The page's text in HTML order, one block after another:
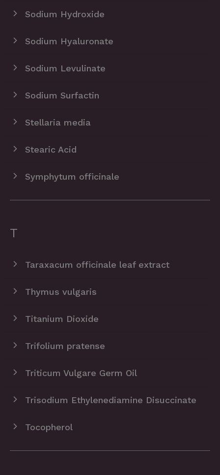
Sodium Hydroxide
Sodium Hyaluronate
Sodium Levulinate
Sodium Surfactin
Stellaria media
Stearic Acid
Symphytum officinale
T
Taraxacum officinale leaf extract
Thymus vulgaris
Titanium Dioxide
Trifolium pratense
Triticum Vulgare Germ Oil
Trisodium Ethylenediamine Disuccinate
Tocopherol